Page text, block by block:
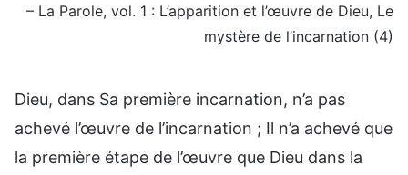
– La Parole, vol. 1 : L’apparition et l’œuvre de Dieu, Le
mystère de l’incarnation (4)
Dieu, dans Sa première incarnation, n’a pas
achevé l’œuvre de l’incarnation ; Il n’a achevé que
la première étape de l’œuvre que Dieu dans la